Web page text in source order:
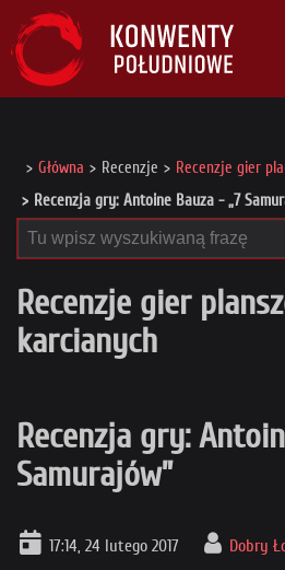
Główna Recenzje
Recenzje gier
Recenzja gry: Antoine Bauza - „7
Recenzje gier
karcianych
Recenzja gry:
Samurajów”
17:14, 24 lutego 2017 Dobry